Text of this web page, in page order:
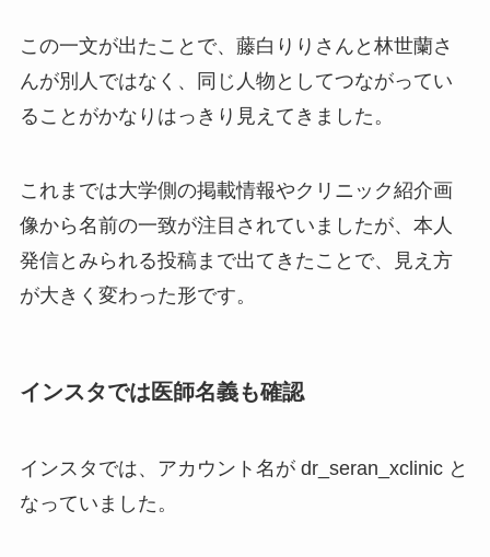
この一文が出たことで、藤白りりさんと林世蘭さ
んが別人ではなく、同じ人物としてつながってい
ることがかなりはっきり見えてきました。
これまでは大学側の掲載情報やクリニック紹介画
像から名前の一致が注目されていましたが、本人
発信とみられる投稿まで出てきたことで、見え方
が大きく変わった形です。
インスタでは医師名義も確認
インスタでは、アカウント名が dr_seran_xclinic と
なっていました。